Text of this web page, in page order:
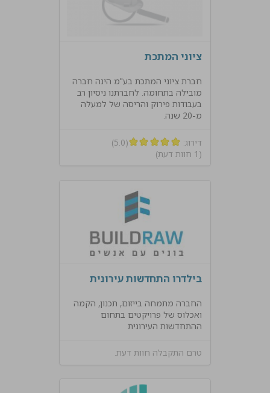
ציוני המתכת
חברת ציוני המתכת בע"מ הינה חברה
מובילה בתחומה. לחברתנו ניסיון רב
בעבודות פירוק והריסה של למעלה
מ-20 שנה.
דירוג:
(5.0)
(1 חוות דעת)
בילדרו התחדשות עירונית
החברה מתמחה בייזום, תכנון, הקמה
ואכלוס של פרויקטים בתחום
ההתחדשות העירונית
טרם התקבלה חוות דעת.